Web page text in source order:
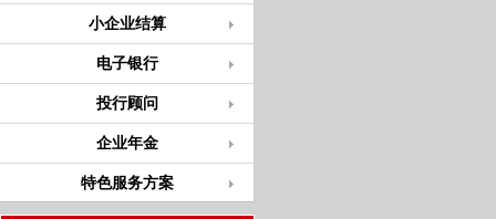
小企业结算
电子银行
投行顾问
企业年金
特色服务方案